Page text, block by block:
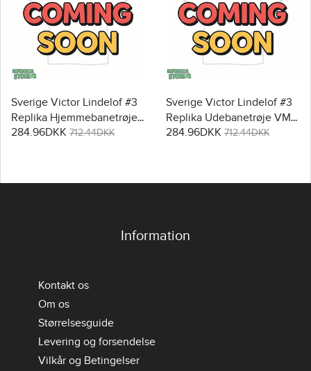
Sverige Victor Lindelof #3
Replika Hjemmebanetrøje
VM 2026 Kortærmet
284.96DKK 712.44DKK
Sverige Victor Lindelof #3
Replika Udebanetrøje VM
2026 Kortærmet
284.96DKK 712.44DKK
Information
Kontakt os
Om os
Størrelsesguide
Levering og forsendelse
Vilkår og Betingelser